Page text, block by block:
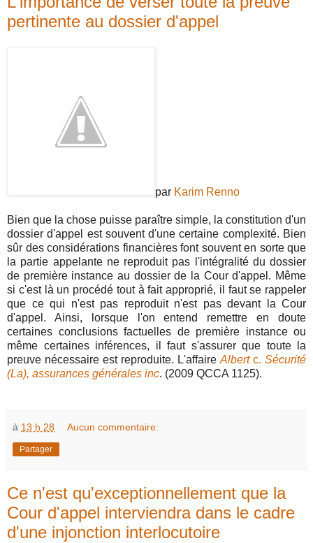
pertinente au dossier d'appel
par Karim Renno
Bien que la chose puisse paraître simple, la constitution d'un
dossier d'appel est souvent d'une certaine complexité. Bien
sûr des considérations financières font souvent en sorte que
la partie appelante ne reproduit pas l'intégralité du dossier
de première instance au dossier de la Cour d'appel. Même
si c'est là un procédé tout à fait approprié, il faut se rappeler
que ce qui n'est pas reproduit n'est pas devant la Cour
d'appel. Ainsi, lorsque l'on entend remettre en doute
certaines conclusions factuelles de première instance ou
même certaines inférences, il faut s'assurer que toute la
preuve nécessaire est reproduite. L'affaire Albertc. Sécurité
(La), assurances générales inc. (2009 QCCA 1125).
à 13 h 28 Aucun commentaire:
Partager
Ce n'est qu'exceptionnellement que la
Cour d'appel interviendra dans le cadre
d'une injonction interlocutoire